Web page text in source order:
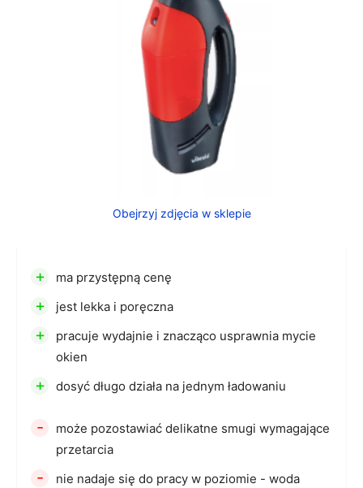
Obejrzyj zdjęcia w sklepie
+ ma przystępną cenę
+ jest lekka i poręczna
+
pracuje wydajnie i znacząco usprawnia mycie
okien
+ dosyć długo działa na jednym ładowaniu
-
może pozostawiać delikatne smugi wymagające
przetarcia
-
nie nadaje się do pracy w poziomie - woda